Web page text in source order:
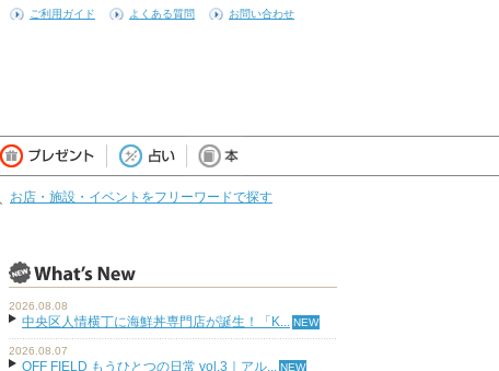
ご利用ガイド よくある質問 お問い合わせ
お店・施設・イベントをフリーワードで探す
2026.08.08
中央区人情横丁に海鮮丼専門店が誕生！「K...
2026.08.07
OFF FIELD もうひとつの日常 vol.3｜アル...